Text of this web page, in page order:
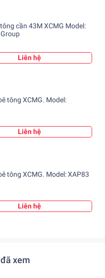
911 Group)
cần 43M XCMG Model:
Liên hệ
tông XCMG. Model:
Liên hệ
tông XCMG. Model: XAP83
Liên hệ
xem